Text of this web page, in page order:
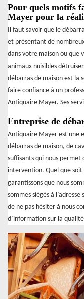
Pour quels motifs
Mayer pour la
Il faut savoir que le
et présentant de
dans votre maison ou que
animaux nuisibles
débarras de maison est la
faire confiance à un
Antiquaire Mayer. Ses
Entreprise de
Antiquaire Mayer est une
débarras de maison, de
suffisants qui nous
intervention. Quel que soit
garantissons que nous
sommes siégés à
de ne pas hésiter à nous
d’information sur la